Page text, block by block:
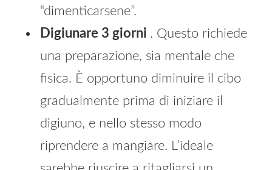
“dimenticarsene”.
Digiunare 3 giorni . Questo richiede
una preparazione, sia mentale che
fisica. È opportuno diminuire il cibo
gradualmente prima di iniziare il
digiuno, e nello stesso modo
riprendere a mangiare. L’ideale